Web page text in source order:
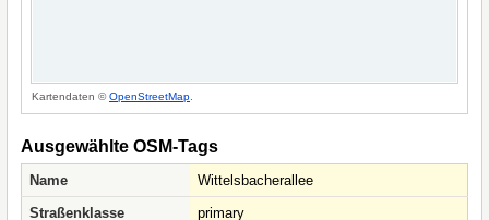
Kartendaten ©OpenStreetMap
Ausgewählte OSM-Tags
Name
Wittelsbacherallee
Straßenklasse
primary